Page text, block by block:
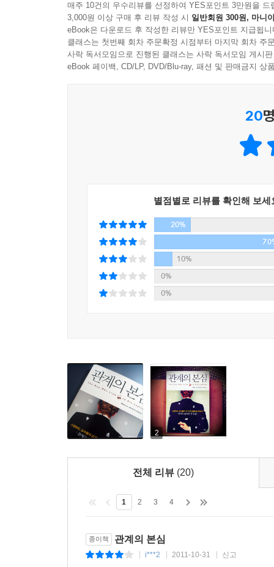
않으려고 웃음을 짓는 경우가 많다. 이렇게 하면
지적하는지 혼란스러워한다. --- p.194
5장 설득력의 네 가지 기둥
_뇌는 믿고 싶다
맞는지 따져보고 고민해야 한다. 이런 개념에는
했다면, 사람들의 뇌는 그 부담을 견디지 못했을
경향을 보인다. 뇌가 너무 바빠서 의견이나 제안
우리가 흔히 하는 ‘칭찬 먼저, 비판은 나중에’ 전략
_칭찬과 비판에 대한 오해와 편견
직장에서든 학교에서든 어떤 일에 대한 성과와
필요성도 점점 높아진다. 칭찬과 비판을 왜 하는
마무리하는 방법을 쓴다. 그러나 저자에 따르면
비판을 받고 난 후 불쾌함만 남게 된다. 그런데
능력은 자신에게 돌아오는 보상과 직결되어 있
대한 의문을 불러일으킨다는 것이 밝혀졌다. 이
능력을 평가받을 때 불리할 수 있고, 과도한 자
대한 믿음을 함께 끌어올릴 수 있다는 것이다.
인해 자기와 비슷한 사람에게 끌리는 것이다.
그러나 우리는 안타깝게도 우리와 성격이 다른
것이 매우 중요하다. 저자는 크게 네 가지로 사
이를 파악하고 있으면 대응하기가 쉬워진다.
상대방의 성격을 파악하고 나서 유유상종의 법
것은 가장 강력하고 진심 어린 아부라고 할 수 있
것이다.
_‘한 팀’이 된다는 것
복잡해진 현대 사회에서는 각 분야의 전문가들
매주 10건의 우수리뷰를 선정하여 YES포인트 3만원을 드
3,000원 이상 구매 후 리뷰 작성 시 일반회원 300원, 마니
eBook은 다운로드 후 작성한 리뷰만 YES포인트 지급됩니
클래스는 첫번째 회차 주문확정 시점부터 마지막 회차 주
사락 독서모임으로 진행된 클래스는 사락 독서모임 게시
eBook 페이백, CD/LP, DVD/Blu-ray, 패션 및 판매금지 상
20
별점별로 리뷰를 확인해 보세
20%
10%
0%
0%
2
전체 리뷰 (20)
1 2 3 4
종이책 관계의 본심
i***2 2011-10-31 신고